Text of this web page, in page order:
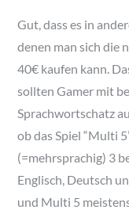
Gut, dass es in
denen man sich die
40€ kaufen kann.
sollten Gamer mit
Sprachwortschatz
ob das Spiel “Multi
(=mehrsprachig) 3
Englisch, Deutsch
und Multi 5